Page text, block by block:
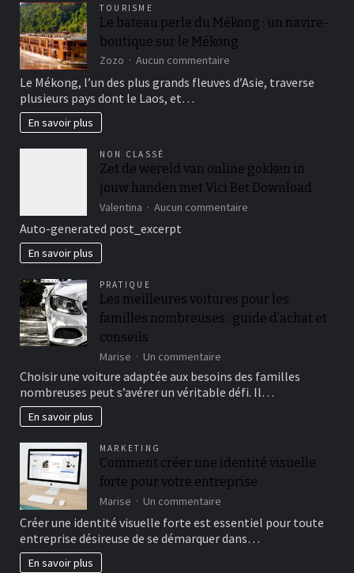
TOURISME
Le bateau perle du Mékong : un navire-
boutique sur le Mékong
Zozo Aucun commentaire
bateau
navire-
boutique
sur
Le Mékong, l’un des plus grands fleuves d’Asie, traverse
plusieurs pays dont le Laos, et…
En savoir plus
NON CLASSÉ
Zet de wereld van online gokken in
jouw handen met Vici Bet Download
Valentina Aucun commentaire
gokken
in
jouw
Bet
Download
Auto-generated post_excerpt
En savoir plus
PRATIQUE
Les meilleures voitures pour les
familles nombreuses : guide d’achat et
conseils
Marise Un commentaire
meilleures
voitures
nombreuses
:
guide
conseils
Choisir une voiture adaptée aux besoins des familles
nombreuses peut s’avérer un véritable défi. Il…
En savoir plus
MARKETING
Comment créer une identité visuelle
forte pour votre entreprise
Marise Un commentaire
créer
une
Créer une identité visuelle forte est essentiel pour toute
entreprise désireuse de se démarquer dans…
En savoir plus